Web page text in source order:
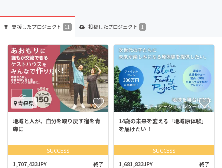
支援したプロジェクト 11 投稿したプロジェクト 1
青森県
地域と人が、自分を取り戻す宿を青
森に
SUCCESS
1,707,433JPY 終了
14歳の未来を変える「地域原体験」
を届けたい！
SUCCESS
1,681,833JPY 終了